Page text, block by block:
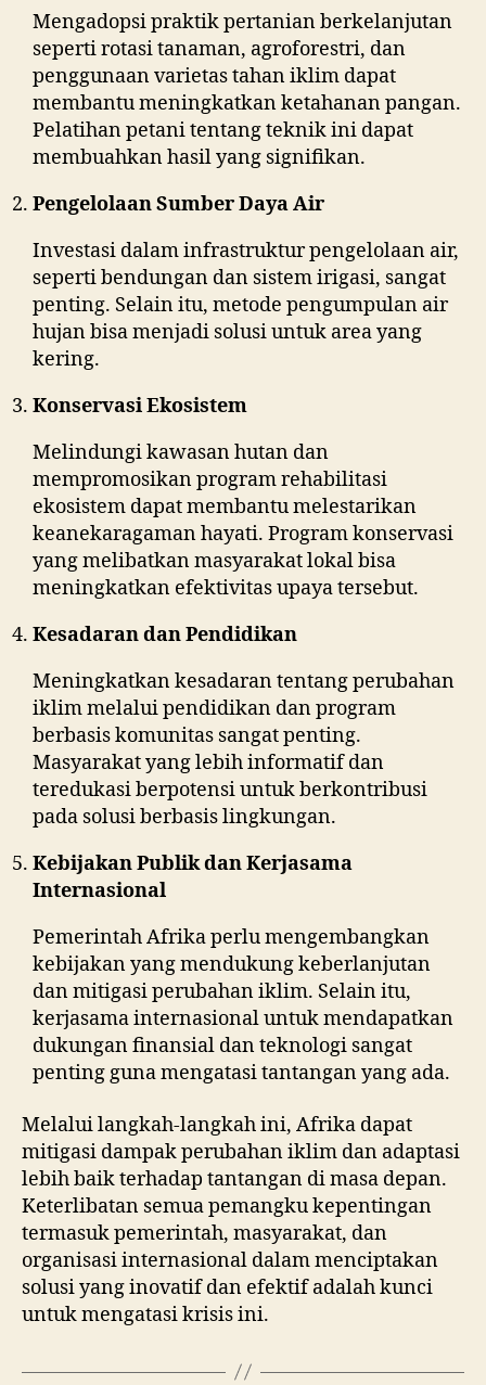
Mengadopsi praktik pertanian berkelanjutan
seperti rotasi tanaman, agroforestri, dan
penggunaan varietas tahan iklim dapat
membantu meningkatkan ketahanan pangan.
Pelatihan petani tentang teknik ini dapat
membuahkan hasil yang signifikan.
Pengelolaan Sumber Daya Air
Investasi dalam infrastruktur pengelolaan air,
seperti bendungan dan sistem irigasi, sangat
penting. Selain itu, metode pengumpulan air
hujan bisa menjadi solusi untuk area yang
kering.
Konservasi Ekosistem
Melindungi kawasan hutan dan
mempromosikan program rehabilitasi
ekosistem dapat membantu melestarikan
keanekaragaman hayati. Program konservasi
yang melibatkan masyarakat lokal bisa
meningkatkan efektivitas upaya tersebut.
Kesadaran dan Pendidikan
Meningkatkan kesadaran tentang perubahan
iklim melalui pendidikan dan program
berbasis komunitas sangat penting.
Masyarakat yang lebih informatif dan
teredukasi berpotensi untuk berkontribusi
pada solusi berbasis lingkungan.
Kebijakan Publik dan Kerjasama
Internasional
Pemerintah Afrika perlu mengembangkan
kebijakan yang mendukung keberlanjutan
dan mitigasi perubahan iklim. Selain itu,
kerjasama internasional untuk mendapatkan
dukungan finansial dan teknologi sangat
penting guna mengatasi tantangan yang ada.
Melalui langkah-langkah ini, Afrika dapat
mitigasi dampak perubahan iklim dan adaptasi
lebih baik terhadap tantangan di masa depan.
Keterlibatan semua pemangku kepentingan
termasuk pemerintah, masyarakat, dan
organisasi internasional dalam menciptakan
solusi yang inovatif dan efektif adalah kunci
untuk mengatasi krisis ini.